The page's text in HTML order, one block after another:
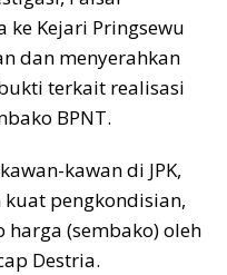
ke Kejari Pringsewu
dan menyerahkan
terkait realisasi
BPNT.
kawan di JPK,
pengkondisian,
(sembako) oleh
Destria.